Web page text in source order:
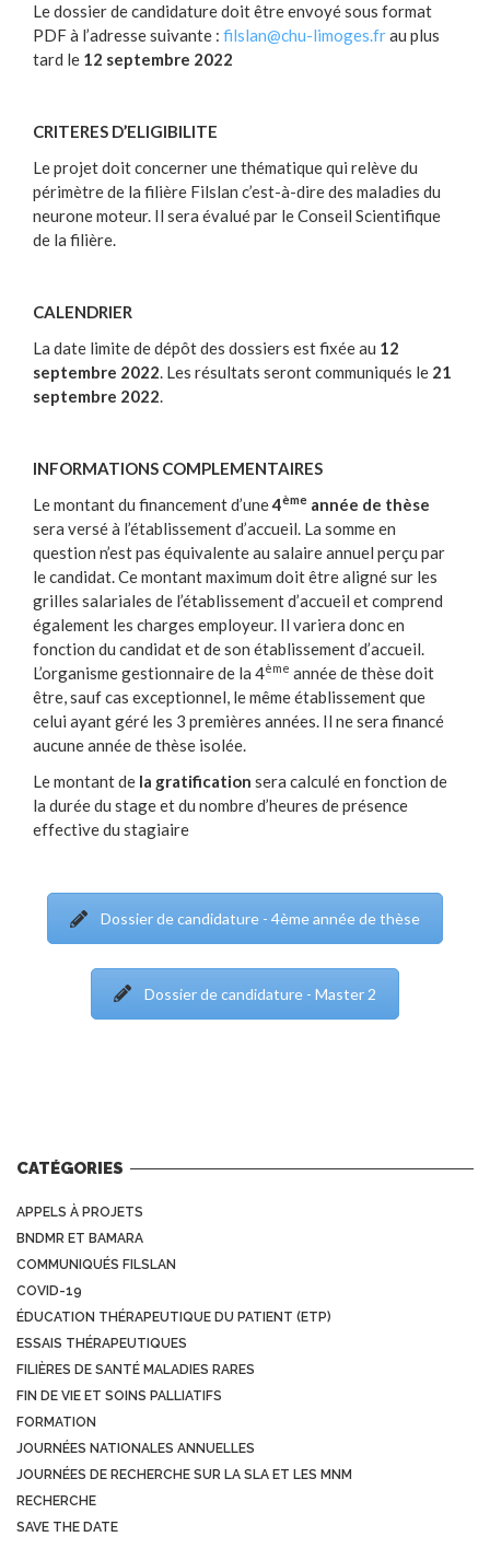
Le dossier de candidature doit être envoyé sous format
PDF à l’adresse suivante : filslan@chu-limoges.frau plus
tard le 12 septembre 2022
CRITERES D’ELIGIBILITE
Le projet doit concerner une thématique qui relève du
périmètre de la filière Filslan c’est-à-dire des maladies du
neurone moteur. Il sera évalué par le Conseil Scientifique
de la filière.
CALENDRIER
La date limite de dépôt des dossiers est fixée au 12
septembre 2022. Les résultats seront communiqués le 21
septembre 2022.
INFORMATIONS COMPLEMENTAIRES
Le montant du financement d’une4ème année de thèse
sera versé à l’établissement d’accueil. La somme en
question n’est pas équivalente au salaire annuel perçu par
le candidat. Ce montant maximum doit être aligné sur les
grilles salariales de l’établissement d’accueil et comprend
également les charges employeur. Il variera donc en
fonction du candidat et de son établissement d’accueil.
L’organisme gestionnaire de la 4ème année de thèse doit
être, sauf cas exceptionnel, le même établissement que
celui ayant géré les 3 premières années. Il ne sera financé
aucune année de thèse isolée.
Le montant de la gratification sera calculé en fonction de
la durée du stage et du nombre d’heures de présence
effective du stagiaire
Dossier de candidature - 4ème année de thèse
Dossier de candidature - Master 2
CATÉGORIES
APPELS À PROJETS
BNDMR ET BAMARA
COMMUNIQUÉS FILSLAN
COVID-19
ÉDUCATION THÉRAPEUTIQUE DU PATIENT (ETP)
ESSAIS THÉRAPEUTIQUES
FILIÈRES DE SANTÉ MALADIES RARES
FIN DE VIE ET SOINS PALLIATIFS
FORMATION
JOURNÉES NATIONALES ANNUELLES
JOURNÉES DE RECHERCHE SUR LA SLA ET LES MNM
RECHERCHE
SAVE THE DATE